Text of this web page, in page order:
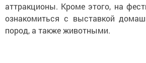
аттракционы. Кроме этого, на
ознакомиться с выставкой
пород, а также животными.